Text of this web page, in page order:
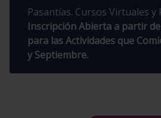
Pasantías. Cursos Virtuales y
Inscripción Abierta a partir
para las Actividades que
y Septiembre.